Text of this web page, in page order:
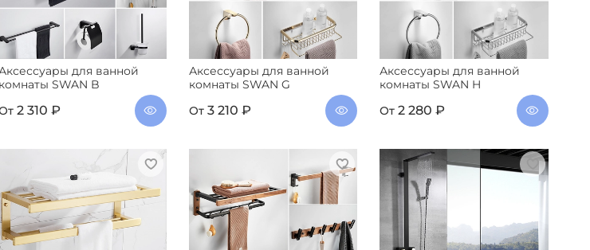
для ванной
комнаты SWAN B
2 310 ₽
Аксессуары для ванной
комнаты SWAN G
От 3 210 ₽
Аксессуары для ванной
комнаты SWAN H
От 2 280 ₽